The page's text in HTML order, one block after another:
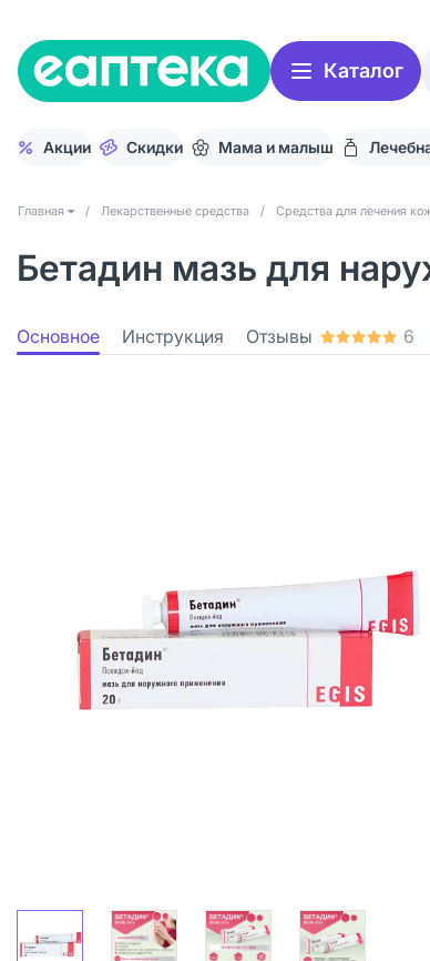
Каталог
Акции Скидки Мама и малыш
Главная / Лекарственные средства / Средства для лечения
Бетадин мазь для
Основное Инструкция Отзывы 6